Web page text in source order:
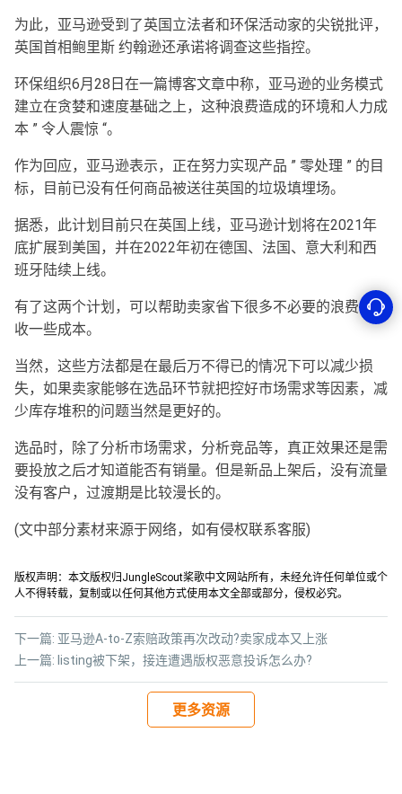
为此，亚马逊受到了英国立法者和环保活动家的尖锐批评，
英国首相鲍里斯 约翰逊还承诺将调查这些指控。
环保组织6月28日在一篇博客文章中称，亚马逊的业务模式
建立在贪婪和速度基础之上，这种浪费造成的环境和人力成
本 ” 令人震惊 “。
作为回应，亚马逊表示，正在努力实现产品 ” 零处理 ” 的目
标，目前已没有任何商品被送往英国的垃圾填埋场。
据悉，此计划目前只在英国上线，亚马逊计划将在2021年
底扩展到美国，并在2022年初在德国、法国、意大利和西
班牙陆续上线。
有了这两个计划，可以帮助卖家省下很多不必要的浪费，回
收一些成本。
当然，这些方法都是在最后万不得已的情况下可以减少损
失，如果卖家能够在选品环节就把控好市场需求等因素，减
少库存堆积的问题当然是更好的。
选品时，除了分析市场需求，分析竞品等，真正效果还是需
要投放之后才知道能否有销量。但是新品上架后，没有流量
没有客户，过渡期是比较漫长的。
(文中部分素材来源于网络，如有侵权联系客服)
版权声明：本文版权归JungleScout桨歌中文网站所有，未经允许任何单位或个
人不得转载，复制或以任何其他方式使用本文全部或部分，侵权必究。
上一篇: listing被下架，接连遭遇版权恶意投诉怎么办?
下一篇: 亚马逊A-to-Z索赔政策再次改动?卖家成本又上涨
更多资源